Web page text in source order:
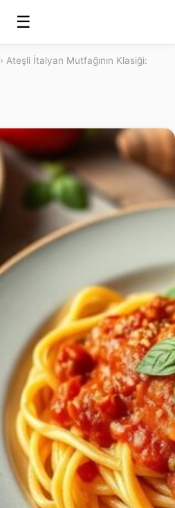
☰
› Ateşli İtalyan Mutfağının Klasiği: